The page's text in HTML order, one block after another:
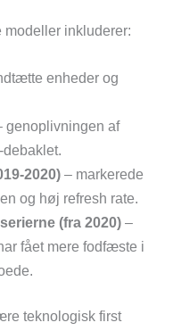
modeller inkluderer:
enheder og
genoplivningen af
2020) – markerede
og høj refresh rate.
(fra 2020) –
fået mere fodfæste i
teknologisk first